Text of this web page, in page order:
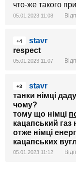
что-же такого
05.01.2023 11:08
+4
stavr
respect
05.01.2023 11:07
+3
stavr
танки німці
чому?
тому що німці
кацапський газ
отже німці
кацапських
05.01.2023 11:12